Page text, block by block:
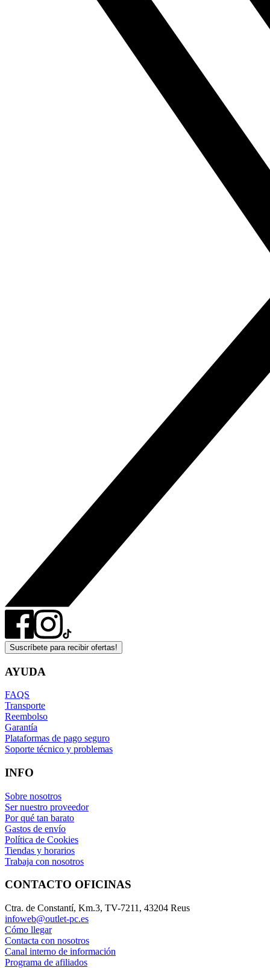
Suscríbete para recibir ofertas!
AYUDA
FAQS
Transporte
Reembolso
Garantía
Plataformas de pago seguro
Soporte técnico y problemas
INFO
Sobre nosotros
Ser nuestro proveedor
Por qué tan barato
Gastos de envío
Política de Cookies
Tiendas y horarios
Trabaja con nosotros
CONTACTO OFICINAS
Ctra. de Constantí, Km.3, TV-7211, 43204 Reus
infoweb@outlet-pc.es
Cómo llegar
Contacta con nosotros
Canal interno de información
Programa de afiliados